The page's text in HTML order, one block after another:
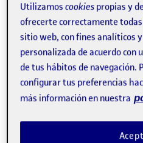
Utilizamoscookies propias y
ofrecerte correctamente
sitio web, con fines analíticos
personalizada de acuerdo
de tus hábitos de navegación.
configurar tus preferencias
más información en nuestra